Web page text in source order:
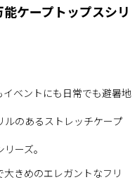
ケープトップスシリ
ベントにも日常でも避暑地
ルのあるストレッチケープ
ーズ。
きめのエレガントなフリ